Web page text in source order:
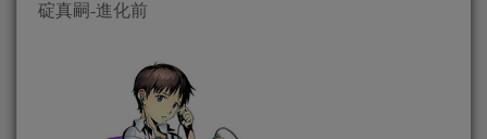
碇真嗣-進化前